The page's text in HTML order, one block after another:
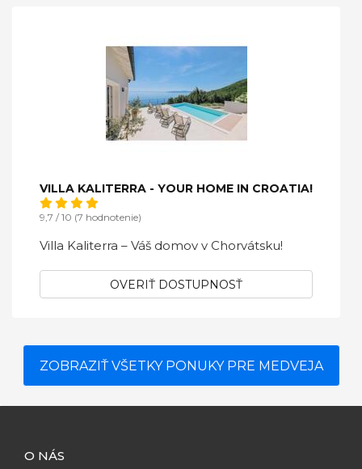
VILLA KALITERRA - YOUR HOME IN CROATIA!
9,7 / 10 (7 hodnotenie)
Villa Kaliterra – Váš domov v Chorvátsku!
OVERIŤ DOSTUPNOSŤ
ZOBRAZIŤ VŠETKY PONUKY PRE MEDVEJA
O NÁS